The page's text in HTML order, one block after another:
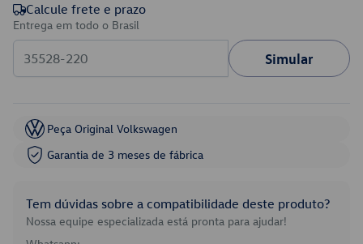
Calcule frete e prazo
Entrega em todo o Brasil
Simular
Peça Original Volkswagen
Garantia de 3 meses de fábrica
Tem dúvidas sobre a compatibilidade deste produto?
Nossa equipe especializada está pronta para ajudar!